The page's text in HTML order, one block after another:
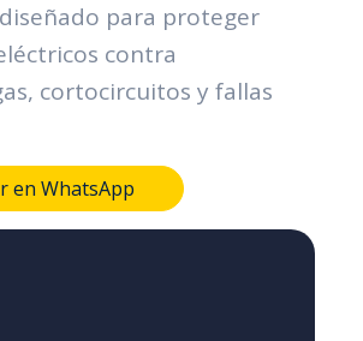
para proteger
contra
cortocircuitos y fallas
en WhatsApp